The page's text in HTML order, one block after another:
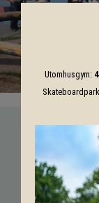
VI
Med vår
tekniska
Utomhusgym: